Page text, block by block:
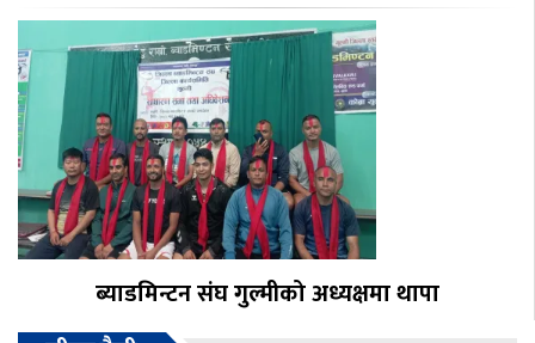
ब्याडमिन्टन संघ गुल्मीको अध्यक्षमा थापा